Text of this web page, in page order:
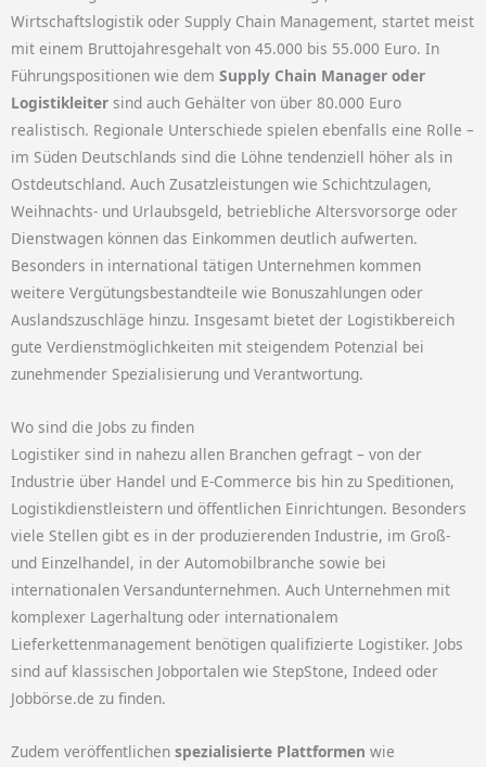
Wirtschaftslogistik oder Supply Chain Management, startet meist
mit einem Bruttojahresgehalt von 45.000 bis 55.000 Euro. In
Führungspositionen wie dem Supply Chain Manager oder
Logistikleiter sind auch Gehälter von über 80.000 Euro
realistisch. Regionale Unterschiede spielen ebenfalls eine Rolle –
im Süden Deutschlands sind die Löhne tendenziell höher als in
Ostdeutschland. Auch Zusatzleistungen wie Schichtzulagen,
Weihnachts- und Urlaubsgeld, betriebliche Altersvorsorge oder
Dienstwagen können das Einkommen deutlich aufwerten.
Besonders in international tätigen Unternehmen kommen
weitere Vergütungsbestandteile wie Bonuszahlungen oder
Auslandszuschläge hinzu. Insgesamt bietet der Logistikbereich
gute Verdienstmöglichkeiten mit steigendem Potenzial bei
zunehmender Spezialisierung und Verantwortung.
Wo sind die Jobs zu finden
Logistiker sind in nahezu allen Branchen gefragt – von der
Industrie über Handel und E-Commerce bis hin zu Speditionen,
Logistikdienstleistern und öffentlichen Einrichtungen. Besonders
viele Stellen gibt es in der produzierenden Industrie, im Groß-
und Einzelhandel, in der Automobilbranche sowie bei
internationalen Versandunternehmen. Auch Unternehmen mit
komplexer Lagerhaltung oder internationalem
Lieferkettenmanagement benötigen qualifizierte Logistiker. Jobs
sind auf klassischen Jobportalen wie StepStone, Indeed oder
Jobbörse.de zu finden.
Zudem veröffentlichen spezialisierte Plattformen wie